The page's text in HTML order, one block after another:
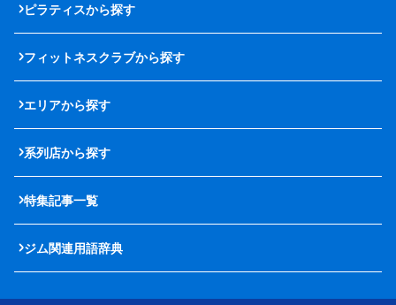
ピラティスから探す
フィットネスクラブから探す
エリアから探す
系列店から探す
特集記事一覧
ジム関連用語辞典